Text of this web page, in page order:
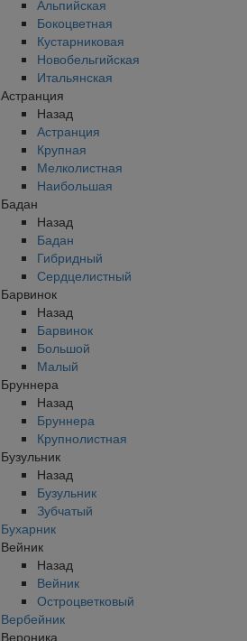
Альпийская
Бокоцветная
Кустарниковая
Новобельгийская
Итальянская
Астранция
Назад
Астранция
Крупная
Мелколистная
Наибольшая
Бадан
Назад
Бадан
Гибридный
Сердцелистный
Барвинок
Назад
Барвинок
Большой
Малый
Бруннера
Назад
Бруннера
Крупнолистная
Бузульник
Назад
Бузульник
Зубчатый
Бухарник
Вейник
Назад
Вейник
Остроцветковый
Вербейник
Вероника